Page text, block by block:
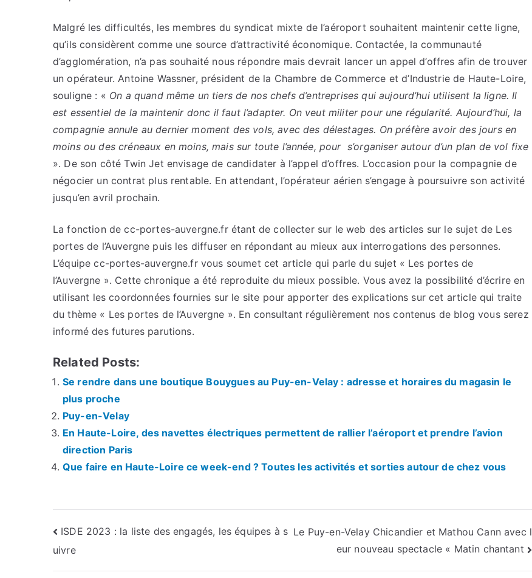
Malgré les difficultés, les membres du syndicat mixte de l’aéroport souhaitent maintenir cette ligne,
qu’ils considèrent comme une source d’attractivité économique. Contactée, la communauté
d’agglomération, n’a pas souhaité nous répondre mais devrait lancer un appel d’offres afin de trouver
un opérateur. Antoine Wassner, président de la Chambre de Commerce et d’Industrie de Haute-Loire,
souligne : « On a quand même un tiers de nos chefs d’entreprises qui aujourd’hui utilisent la ligne. Il
est essentiel de la maintenir donc il faut l’adapter. On veut militer pour une régularité. Aujourd’hui, la
compagnie annule au dernier moment des vols, avec des délestages. On préfère avoir des jours en
moins ou des créneaux en moins, mais sur toute l’année, pour s’organiser autour d’un plan de vol fixe
». De son côté Twin Jet envisage de candidater à l’appel d’offres. L’occasion pour la compagnie de
négocier un contrat plus rentable. En attendant, l’opérateur aérien s’engage à poursuivre son activité
jusqu’en avril prochain.
La fonction de cc-portes-auvergne.fr étant de collecter sur le web des articles sur le sujet de Les
portes de l’Auvergne puis les diffuser en répondant au mieux aux interrogations des personnes.
L’équipe cc-portes-auvergne.fr vous soumet cet article qui parle du sujet « Les portes de
l’Auvergne ». Cette chronique a été reproduite du mieux possible. Vous avez la possibilité d’écrire en
utilisant les coordonnées fournies sur le site pour apporter des explications sur cet article qui traite
du thème « Les portes de l’Auvergne ». En consultant régulièrement nos contenus de blog vous serez
informé des futures parutions.
Related Posts:
Se rendre dans une boutique Bouygues au Puy-en-Velay : adresse et horaires du magasin le
plus proche
Puy-en-Velay
En Haute-Loire, des navettes électriques permettent de rallier l’aéroport et prendre l’avion
direction Paris
Que faire en Haute-Loire ce week-end ? Toutes les activités et sorties autour de chez vous
Navigation
de
ISDE 2023 : la liste des engagés, les équipes à s
uivre
Le Puy-en-Velay Chicandier et Mathou Cann avec l
eur nouveau spectacle « Matin chantant